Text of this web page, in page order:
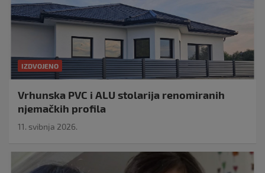
IZDVOJENO
Vrhunska PVC i ALU stolarija renomiranih
njemačkih profila
11. svibnja 2026.